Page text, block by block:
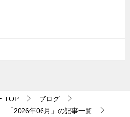
TOP
ブログ
「2026年06月」の記事一覧